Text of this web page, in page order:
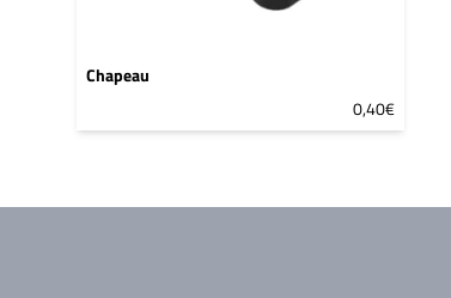
Chapeau
0,40€